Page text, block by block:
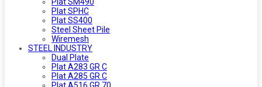
Plat SPHC
Plat SS400
Steel Sheet Pile
Wiremesh
STEEL INDUSTRY
Dual Plate
Plat A283 GR C
Plat A285 GR C
Plat A516 GR 70